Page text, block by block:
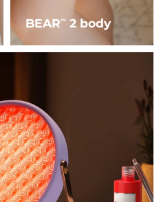
BEARTM 2 body